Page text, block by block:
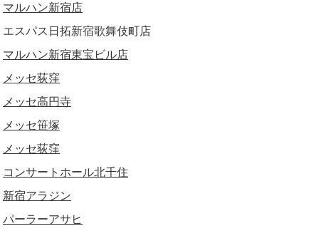
マルハン新宿店
エスパス日拓新宿歌舞伎町店
マルハン新宿東宝ビル店
メッセ荻窪
メッセ高円寺
メッセ笹塚
メッセ荻窪
コンサートホール北千住
新宿アラジン
パーラーアサヒ